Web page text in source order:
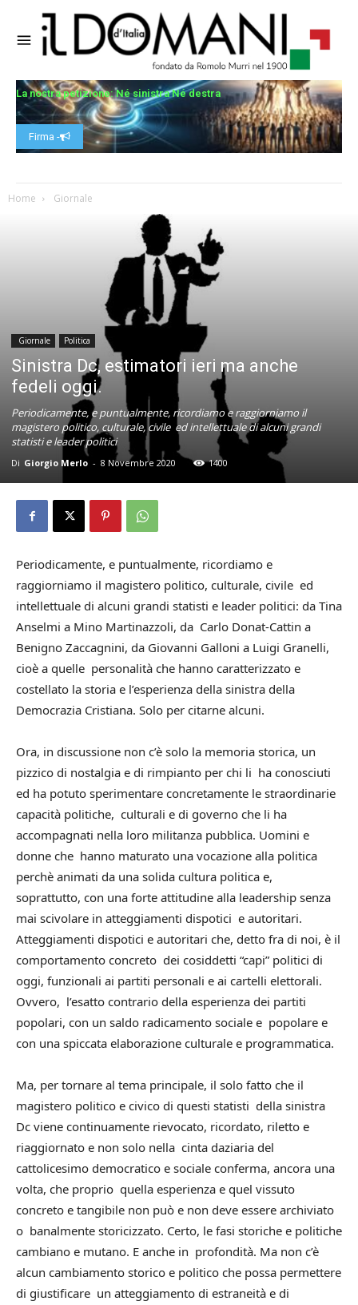
La nostra petizione: Né sinistra Né destra
Firma -
Home Giornale
Giornale Politica
Sinistra Dc, estimatori ieri ma anche
fedeli oggi.
Periodicamente, e puntualmente, ricordiamo e raggiorniamo il
magistero politico, culturale, civile ed intellettuale di alcuni grandi
statisti e leader politici
Di Giorgio Merlo - 8 Novembre 2020 1400
Periodicamente, e puntualmente, ricordiamo e
raggiorniamo il magistero politico, culturale, civile ed
intellettuale di alcuni grandi statisti e leader politici: da Tina
Anselmi a Mino Martinazzoli, da Carlo Donat-Cattin a
Benigno Zaccagnini, da Giovanni Galloni a Luigi Granelli,
cioè a quelle personalità che hanno caratterizzato e
costellato la storia e l’esperienza della sinistra della
Democrazia Cristiana. Solo per citarne alcuni.
Ora, in discussione non c’è solo la memoria storica, un
pizzico di nostalgia e di rimpianto per chi li ha conosciuti
ed ha potuto sperimentare concretamente le straordinarie
capacità politiche, culturali e di governo che li ha
accompagnati nella loro militanza pubblica. Uomini e
donne che hanno maturato una vocazione alla politica
perchè animati da una solida cultura politica e,
soprattutto, con una forte attitudine alla leadership senza
mai scivolare in atteggiamenti dispotici e autoritari.
Atteggiamenti dispotici e autoritari che, detto fra di noi, è il
comportamento concreto dei cosiddetti “capi” politici di
oggi, funzionali ai partiti personali e ai cartelli elettorali.
Ovvero, l’esatto contrario della esperienza dei partiti
popolari, con un saldo radicamento sociale e popolare e
con una spiccata elaborazione culturale e programmatica.
Ma, per tornare al tema principale, il solo fatto che il
magistero politico e civico di questi statisti della sinistra
Dc viene continuamente rievocato, ricordato, riletto e
riaggiornato e non solo nella cinta daziaria del
cattolicesimo democratico e sociale conferma, ancora una
volta, che proprio quella esperienza e quel vissuto
concreto e tangibile non può e non deve essere archiviato
o banalmente storicizzato. Certo, le fasi storiche e politiche
cambiano e mutano. E anche in profondità. Ma non c’è
alcun cambiamento storico e politico che possa permettere
di giustificare un atteggiamento di estraneità e di